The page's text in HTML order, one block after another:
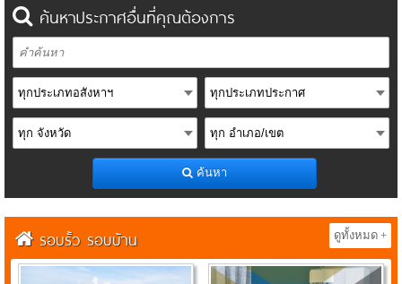
ค้นหาประกาศอื่นที่คุณต้องการ
ค้นหา
รอบรั้ว รอบบ้าน ดูทั้งหมด +